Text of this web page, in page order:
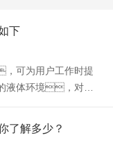
下
可为用户工作时提
液体环境，对试
源或冷源。
解多少？